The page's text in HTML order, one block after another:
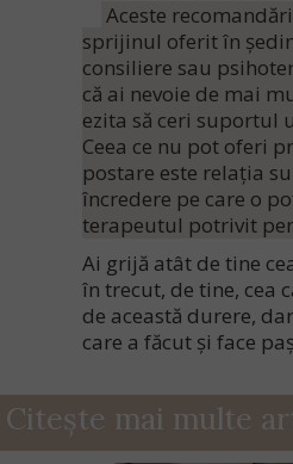
Citește mai multe
Aceste
sprijinul oferit în
consiliere sau
că ai nevoie de mai
ezita să ceri suportul
Ceea ce nu pot oferi
postare este relația
încredere pe care o
terapeutul potrivit
Ai grijă atât de tine
în trecut, de tine, cea
de această durere,
care a făcut și face